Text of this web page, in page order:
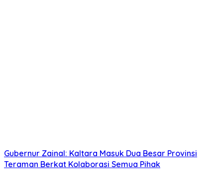
Gubernur Zainal: Kaltara Masuk Dua Besar Provinsi
Teraman Berkat Kolaborasi Semua Pihak